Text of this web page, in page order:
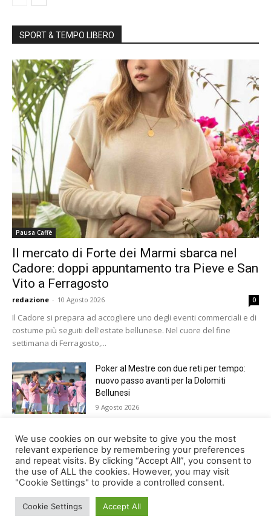
SPORT & TEMPO LIBERO
Pausa Caffè
Il mercato di Forte dei Marmi sbarca nel
Cadore: doppi appuntamento tra Pieve e San
Vito a Ferragosto
redazione - 10 Agosto 2026 0
Il Cadore si prepara ad accogliere uno degli eventi commerciali e di
costume più seguiti dell'estate bellunese. Nel cuore del fine
settimana di Ferragosto,...
Poker al Mestre con due reti per tempo:
nuovo passo avanti per la Dolomiti
Bellunesi
9 Agosto 2026
Paracadutismo, Trofeo Città di Belluno.
Germania davanti a tutti nella 37ma
edizione
9 Agosto 2026
© Newspaper WordPress Theme by TagDiv
We use cookies on our website to give you the most
relevant experience by remembering your preferences
and repeat visits. By clicking “Accept All”, you consent to
the use of ALL the cookies. However, you may visit
"Cookie Settings" to provide a controlled consent.
Cookie Settings Accept All